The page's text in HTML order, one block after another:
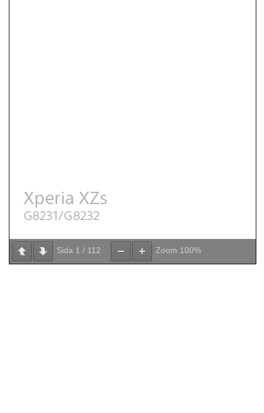
Sida 1 / 112 Zoom 100%